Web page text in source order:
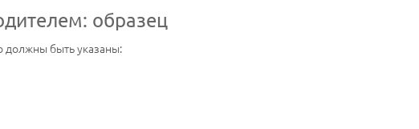
образец
должны быть указаны: